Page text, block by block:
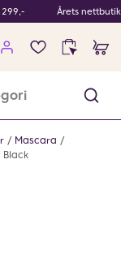
Årets
Ingen
produkter
Mascara
Black